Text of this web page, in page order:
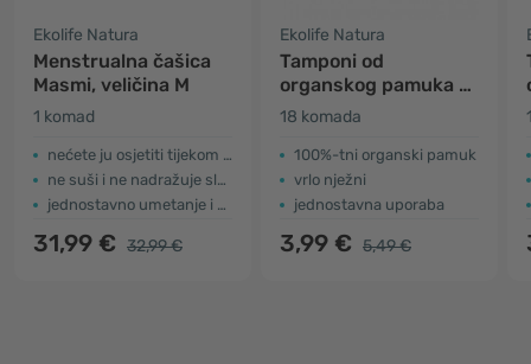
Ekolife Natura
Menstrualna čašica
Masmi, veličina M
1 komad
nećete ju osjetiti tijekom nošenja
ne suši i ne nadražuje sluznicu
jednostavno umetanje i čišćenje
31,99 € 32,99 €
Ekolife Natura
Tamponi od
organskog pamuka –
super
18 komada
100%-tni organski pamuk
vrlo nježni
jednostavna uporaba
3,99 € 5,49 €